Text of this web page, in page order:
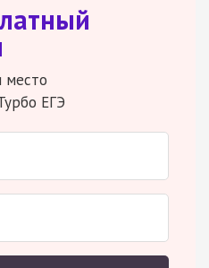
место
ЕГЭ